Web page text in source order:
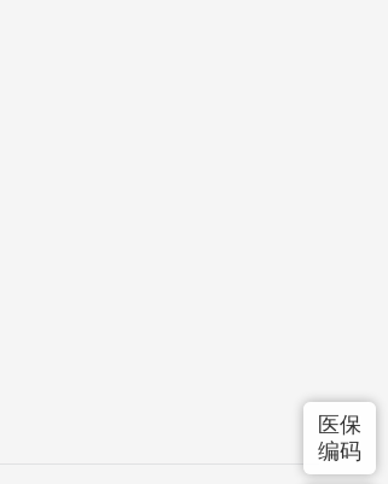
医保
编码